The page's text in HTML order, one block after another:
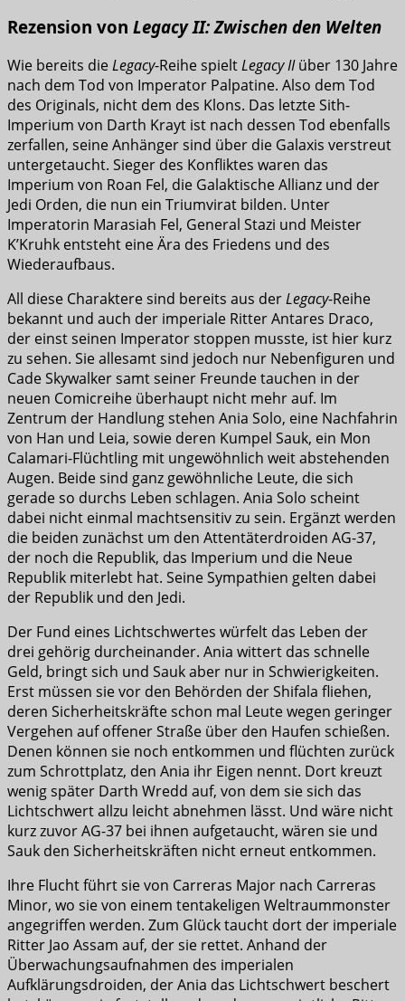
Rezension von Legacy II: Zwischen den Welten
Wie bereits dieLegacy-Reihe spieltLegacy IIüber 130 Jahre
nach dem Tod von Imperator Palpatine. Also dem Tod
des Originals, nicht dem des Klons. Das letzte Sith-
Imperium von Darth Krayt ist nach dessen Tod ebenfalls
zerfallen, seine Anhänger sind über die Galaxis verstreut
untergetaucht. Sieger des Konfliktes waren das
Imperium von Roan Fel, die Galaktische Allianz und der
Jedi Orden, die nun ein Triumvirat bilden. Unter
Imperatorin Marasiah Fel, General Stazi und Meister
K’Kruhk entsteht eine Ära des Friedens und des
Wiederaufbaus.
All diese Charaktere sind bereits aus derLegacy-Reihe
bekannt und auch der imperiale Ritter Antares Draco,
der einst seinen Imperator stoppen musste, ist hier kurz
zu sehen. Sie allesamt sind jedoch nur Nebenfiguren und
Cade Skywalker samt seiner Freunde tauchen in der
neuen Comicreihe überhaupt nicht mehr auf. Im
Zentrum der Handlung stehen Ania Solo, eine Nachfahrin
von Han und Leia, sowie deren Kumpel Sauk, ein Mon
Calamari-Flüchtling mit ungewöhnlich weit abstehenden
Augen. Beide sind ganz gewöhnliche Leute, die sich
gerade so durchs Leben schlagen. Ania Solo scheint
dabei nicht einmal machtsensitiv zu sein. Ergänzt werden
die beiden zunächst um den Attentäterdroiden AG-37,
der noch die Republik, das Imperium und die Neue
Republik miterlebt hat. Seine Sympathien gelten dabei
der Republik und den Jedi.
Der Fund eines Lichtschwertes würfelt das Leben der
drei gehörig durcheinander. Ania wittert das schnelle
Geld, bringt sich und Sauk aber nur in Schwierigkeiten.
Erst müssen sie vor den Behörden der Shifala fliehen,
deren Sicherheitskräfte schon mal Leute wegen geringer
Vergehen auf offener Straße über den Haufen schießen.
Denen können sie noch entkommen und flüchten zurück
zum Schrottplatz, den Ania ihr Eigen nennt. Dort kreuzt
wenig später Darth Wredd auf, von dem sie sich das
Lichtschwert allzu leicht abnehmen lässt. Und wäre nicht
kurz zuvor AG-37 bei ihnen aufgetaucht, wären sie und
Sauk den Sicherheitskräften nicht erneut entkommen.
Ihre Flucht führt sie von Carreras Major nach Carreras
Minor, wo sie von einem tentakeligen Weltraummonster
angegriffen werden. Zum Glück taucht dort der imperiale
Ritter Jao Assam auf, der sie rettet. Anhand der
Überwachungsaufnahmen des imperialen
Aufklärungsdroiden, der Ania das Lichtschwert beschert